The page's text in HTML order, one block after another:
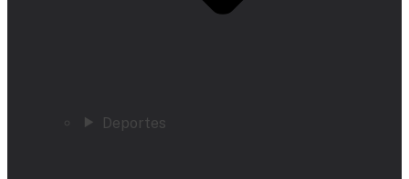
Deportes